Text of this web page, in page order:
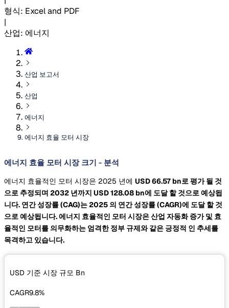
형식: Excel and PDF
|
산업: 에너지
산업 보고서
산업
에너지
에너지 효율 모터 시장
에너지 효율 모터 시장 크기 - 분석
에너지 효율적인 모터 시장은 2025 년에 USD 66.57 bn로 평가 될 것
으로 추정되며 2032 년까지 USD 128.08 bn에 도달 할 것으로 예상됩
니다. 연간 성장률(CAG)는 2025 의 연간 성장률(CAGR)에 도달 할 것
으로 예상됩니다. 에너지 효율적인 모터 시장은 산업 자동화 증가 및 효
율적인 모터를 의무화하는 엄격한 정부 규제와 같은 긍정적 인 추세를
목격하고 있습니다.
USD 기준 시장 규모 Bn
CAGR9.8%